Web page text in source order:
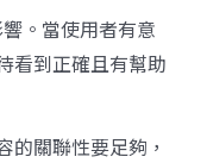
。當使用者有意
看到正確且有幫助
的關聯性要足夠，